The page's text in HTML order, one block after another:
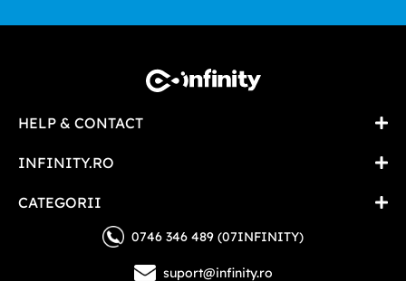
HELP & CONTACT
INFINITY.RO
CATEGORII
0746 346 489 (07INFINITY)
suport@infinity.ro